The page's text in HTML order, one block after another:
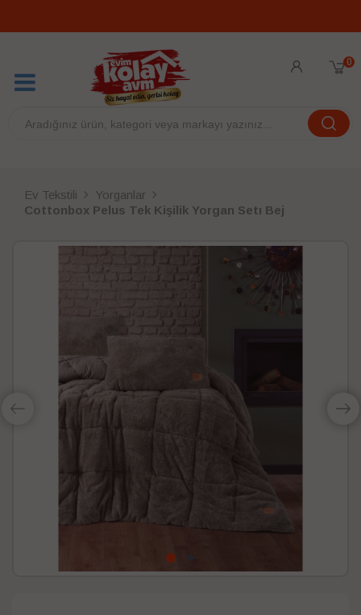
0
Ev Tekstili
Yorganlar
Cottonbox Pelus Tek Kişilik Yorgan Setı Bej